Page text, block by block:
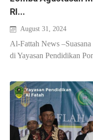
RI...
August 31, 2024
Al-Fattah News –Suasana
di Yayasan Pendidikan